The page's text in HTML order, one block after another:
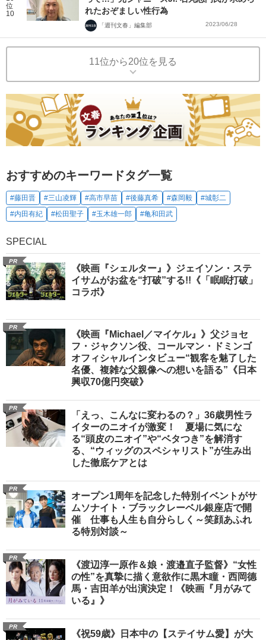
位
10
れたおぞましい性行為
「週刊文春」編集部 2023/06/28
11位から20位を見る
おすすめのキーワードタグ一覧
#藤田晋 #三山凌輝 #高市早苗 #後藤真希 #森岡毅
#城彰二
#内田有紀
#松田聖子 #玉木雄一郎 #亀和田武
SPECIAL
PR
《映画『シェルター』》ジェイソン・ステ
イサムがお盆を“打破”する!!《「眠眠打破」
コラボ》
PR
《映画『Michael／マイケル』》父ジョセ
フ・ジャクソン役、コールマン・ドミンゴ
オフィシャルインタビュー“観客を魅了した
名優、複雑な父親像への想いを語る”《日本
興収70億円突破》
PR
「えっ、こんなに変わるの？」36歳男性ラ
イターのニオイが激変！ 夏場に気にな
る“頭皮のニオイ”や“ベタつき”を解消す
る、“ウィッグのスペシャリスト”が生み出
した徹底ケアとは
PR
オープン1周年を記念した特別イベントがサ
ムソナイト・ブラックレーベル銀座店で開
催 仕事も人生も自分らしく～笑顔あふれ
る特別対談～
PR
《渡辺淳一原作＆娘・渡邉直子監督》“女性
の性”を真摯に描く意欲作に黒木瞳・西岡德
馬・吉田羊が出演決定！《映画『月がみて
いる』》
PR
《祝59歳》日本中の【ステイサム愛】が大